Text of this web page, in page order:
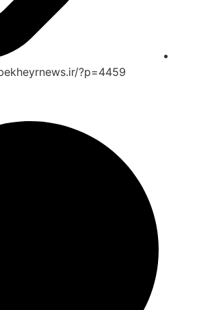
sobhbekheyrnews.ir/?p=4459